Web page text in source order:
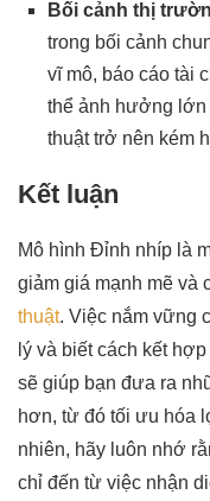
Bối cảnh thị
trong bối cảnh
vĩ mô, báo cáo tài
thể ảnh hưởng lớn
thuật trở nên kém
Kết luận
Mô hình Đỉnh nhíp là
giảm giá mạnh mẽ và
thuật. Việc nắm vững
lý và biết cách kết
sẽ giúp bạn đưa ra
hơn, từ đó tối ưu hóa
nhiên, hãy luôn nhớ
chỉ đến từ việc nhận